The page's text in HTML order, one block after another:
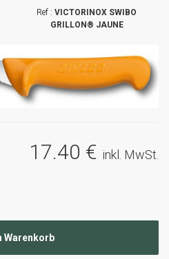
VICTORINOX SWIBO
GRILLON® JAUNE
17.40 € inkl. MwSt.